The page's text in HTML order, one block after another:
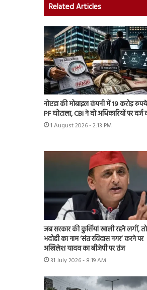
Related Articles
नोएडा की मोबाइल कंपनी में 19 करोड़
PF घोटाला, CBI ने दो अधिकारियों पर दर्ज
1 August 2026 - 2:13 PM
जब सरकार की कुर्सियां खाली रहने लगीं,
भदोही का नाम ‘संत रविदास नगर’ करने पर
अखिलेश यादव का बीजेपी पर तंज
31 July 2026 - 8:19 AM